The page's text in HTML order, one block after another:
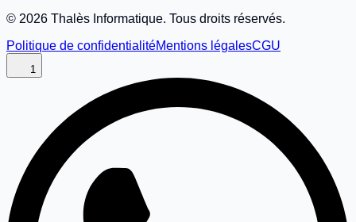
© 2026 Thalès Informatique. Tous droits réservés.
Politique de confidentialitéMentions légalesCGU
1